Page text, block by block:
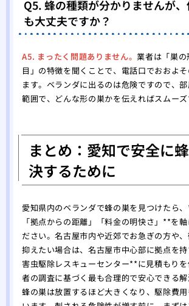
Q5. 蜂の種類が分かりませんが
も大丈夫ですか？
A5. まったく問題ありません。業者は「巣
目」の特徴を聞くことで、電話口でおおよ
ます。ベランダに出るのは危険ですので、
範囲で、どんな形の巣かを伝えればスムーズ
まとめ：愛知で安全に
決するために
愛知県内のベランダで蜂の巣を見つけたら、
「拠点からの距離」「料金の明快さ」**を
ださい。名古屋市内や近郊でお急ぎの方や
抑えたい場合は、名古屋市中心部に拠点を
害虫駆除レスキューセンター**に見積もり
者の調査に基づく最も合理的で安心できる解
蜂の巣は放置するほど大きくなり、駆除費